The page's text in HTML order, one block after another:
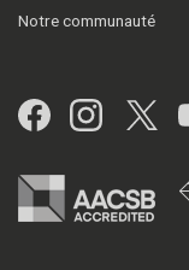
Notre communauté
Facebook